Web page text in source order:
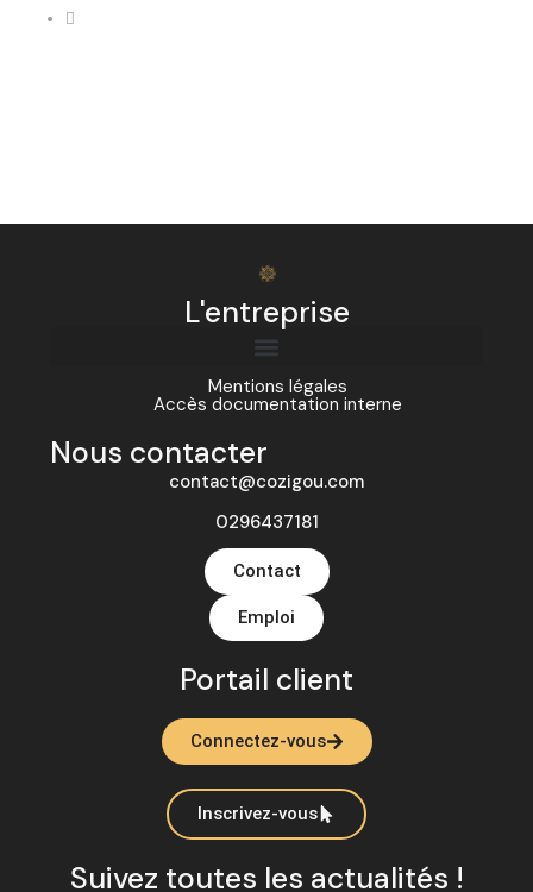
L'entreprise
Mentions légales
Accès documentation interne
Nous contacter
contact@cozigou.com
0296437181
Contact
Emploi
Portail client
Connectez-vous
Inscrivez-vous
Suivez toutes les actualités !